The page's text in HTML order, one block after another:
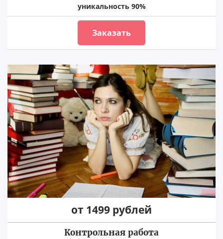
уникальность 90%
Заказать
от 1499 рублей
Контрольная работа